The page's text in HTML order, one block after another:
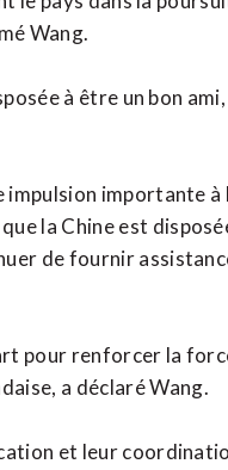
Wang.
à être un bon ami,
impulsion importante à
la Chine est
de fournir
pour renforcer la
a déclaré Wang.
et leur